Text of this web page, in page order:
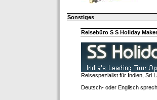
Sonstiges
Reisebüro S S Holiday
Reisespezialist für Indien, Sri
Deutsch- oder Englisch